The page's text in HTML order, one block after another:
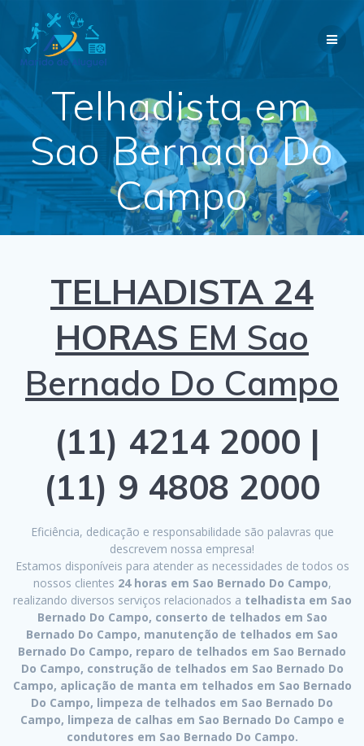
Telhadista em
Sao Bernado Do
Campo
TELHADISTA 24
HORAS EM Sao
Bernado Do Campo
(11) 4214 2000 |
(11) 9 4808 2000
Eficiência, dedicação e responsabilidade são palavras que
descrevem nossa empresa!
Estamos disponíveis para atender as necessidades de todos os
nossos clientes 24 horas em Sao Bernado Do Campo,
realizando diversos serviços relacionados a telhadista em Sao
Bernado Do Campo, conserto de telhados em Sao
Bernado Do Campo, manutenção de telhados em Sao
Bernado Do Campo, reparo de telhados em Sao Bernado
Do Campo, construção de telhados em Sao Bernado Do
Campo, aplicação de manta em telhados em Sao Bernado
Do Campo, limpeza de telhados em Sao Bernado Do
Campo, limpeza de calhas em Sao Bernado Do Campo e
condutores em Sao Bernado Do Campo.